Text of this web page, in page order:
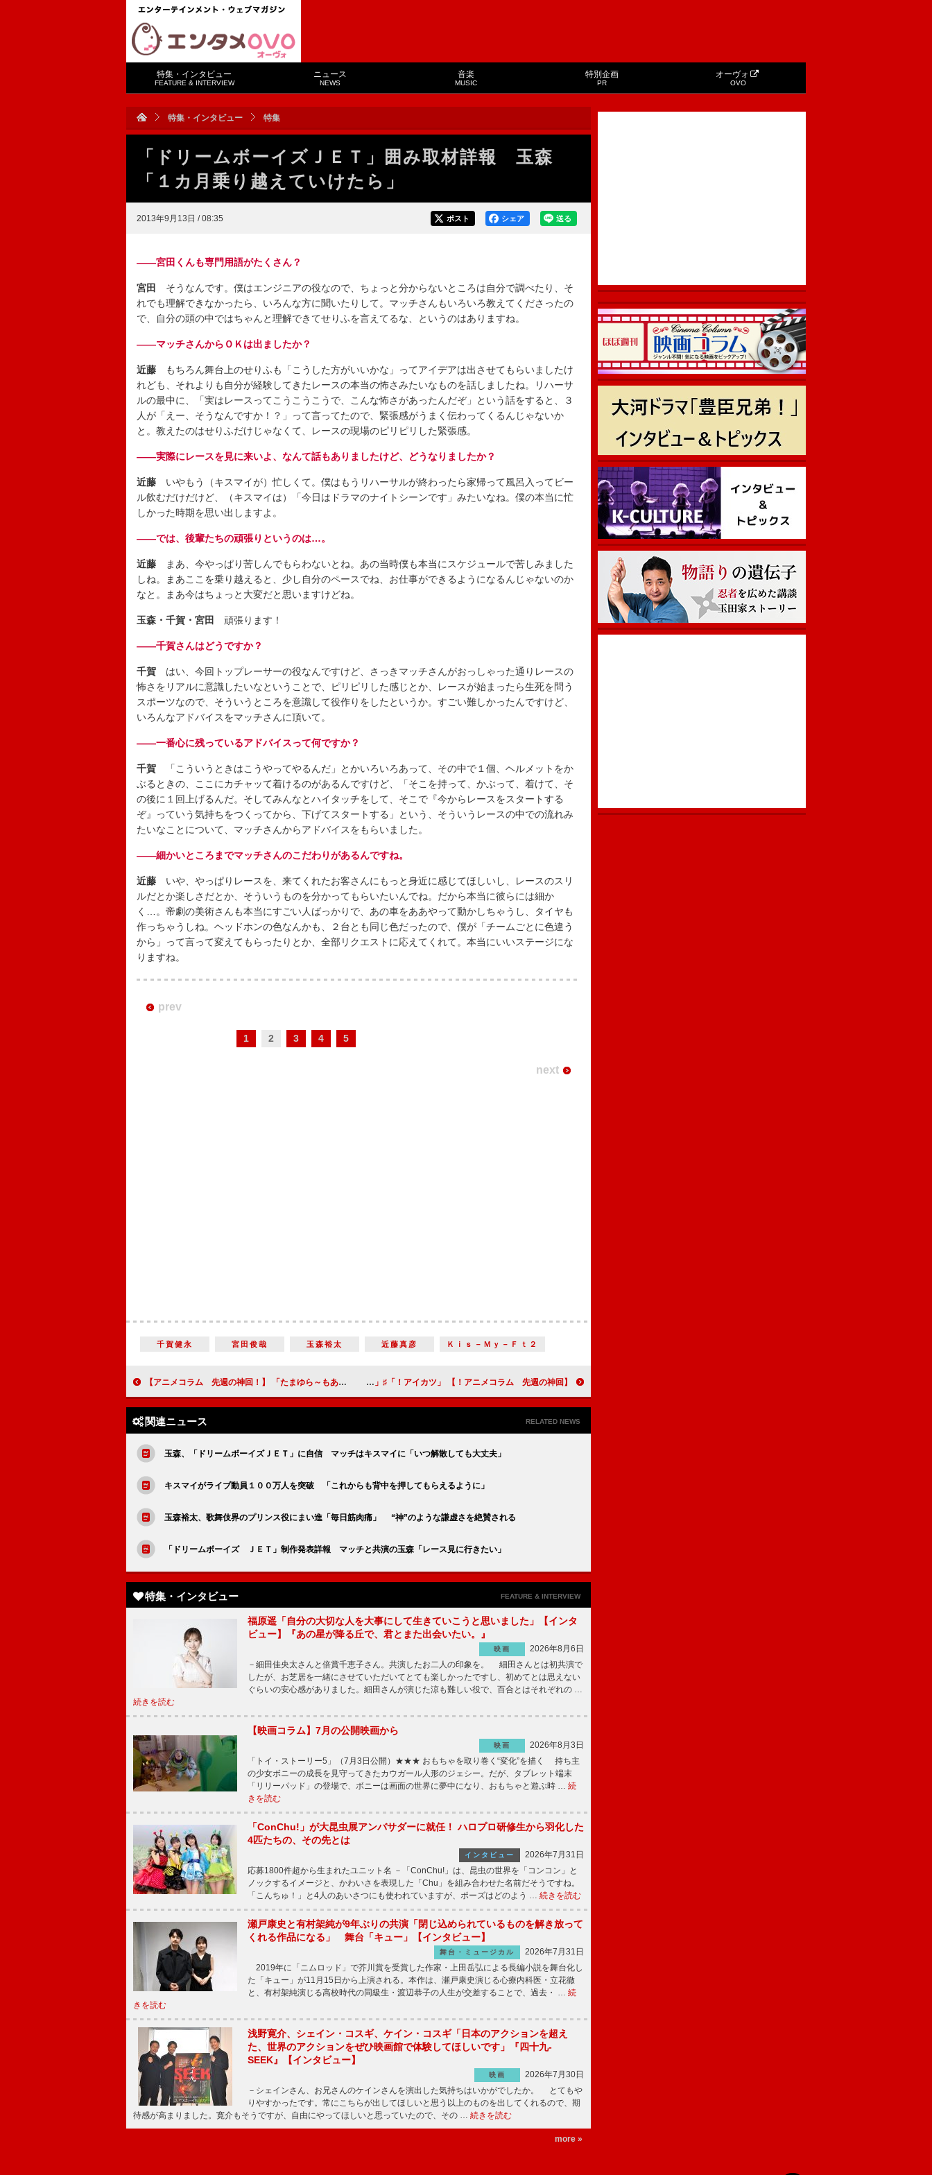
特集・インタビュー
FEATURE & INTERVIEW
ニュース
NEWS
音楽
MUSIC
特別企画
PR
オーヴォ
OVO
特集・インタビュー 特集
「ドリームボーイズＪＥＴ」囲み取材詳報 玉森
「１カ月乗り越えていけたら」
2013年9月13日 / 08:35 送る
シェア
ポスト
――宮田くんも専門用語がたくさん？
宮田
そうなんです。僕はエンジニアの役なので、ちょっと分からないところは自分で調べたり、そ
れでも理解できなかったら、いろんな方に聞いたりして。マッチさんもいろいろ教えてくださったの
で、自分の頭の中ではちゃんと理解できてせりふを言えてるな、というのはありますね。
――マッチさんからＯＫは出ましたか？
近藤 もちろん舞台上のせりふも「こうした方がいいかな」ってアイデアは出させてもらいましたけ
れども、それよりも自分が経験してきたレースの本当の怖さみたいなものを話しましたね。リハーサ
ルの最中に、「実はレースってこうこうこうで、こんな怖さがあったんだぞ」という話をすると、３
人が「えー、そうなんですか！？」って言ってたので、緊張感がうまく伝わってくるんじゃないか
と。教えたのはせりふだけじゃなくて、レースの現場のピリピリした緊張感。
――実際にレースを見に来いよ、なんて話もありましたけど、どうなりましたか？
近藤 いやもう（キスマイが）忙しくて。僕はもうリハーサルが終わったら家帰って風呂入ってビー
ル飲むだけだけど、（キスマイは）「今日はドラマのナイトシーンです」みたいなね。僕の本当に忙
しかった時期を思い出しますよ。
――では、後輩たちの頑張りというのは…。
近藤 まあ、今やっぱり苦しんでもらわないとね。あの当時僕も本当にスケジュールで苦しみました
しね。まあここを乗り越えると、少し自分のペースでね、お仕事ができるようになるんじゃないのか
なと。まあ今はちょっと大変だと思いますけどね。
玉森 ・千賀 ・宮田 頑張ります！
――千賀さんはどうですか？
千賀 はい、今回トップレーサーの役なんですけど、さっきマッチさんがおっしゃった通りレースの
怖さをリアルに意識したいなということで、ピリピリした感じとか、レースが始まったら生死を問う
スポーツなので、そういうところを意識して役作りをしたというか。すごい難しかったんですけど、
いろんなアドバイスをマッチさんに頂いて。
――一番心に残っているアドバイスって何ですか？
千賀 「こういうときはこうやってやるんだ」とかいろいろあって、その中で１個、ヘルメットをか
ぶるときの、ここにカチャッて着けるのがあるんですけど、「そこを持って、かぶって、着けて、そ
の後に１回上げるんだ。そしてみんなとハイタッチをして、そこで『今からレースをスタートする
ぞ』っていう気持ちをつくってから、下げてスタートする」という、そういうレースの中での流れみ
たいなことについて、マッチさんからアドバイスをもらいました。
――細かいところまでマッチさんのこだわりがあるんですね。
近藤 いや、やっぱりレースを、来てくれたお客さんにもっと身近に感じてほしいし、レースのスリ
ルだとか楽しさだとか、そういうものを分かってもらいたいんでね。だから本当に彼らには細か
く…。帝劇の美術さんも本当にすごい人ばっかりで、あの車をああやって動かしちゃうし、タイヤも
作っちゃうしね。ヘッドホンの色なんかも、２台とも同じ色だったので、僕が「チームごとに色違う
から」って言って変えてもらったりとか、全部リクエストに応えてくれて。本当にいいステージにな
りますね。
prev
1 2 3 4 5
next
千賀健永 宮田俊哉 玉森裕太 近藤真彦 Ｋｉｓ－Ｍｙ－Ｆｔ２
【アニメコラム 先週の神回！】 「たまゆら～もあぐれっしぶ～」＃９「心に灯す竹あかり、なので」 【アニメコラム 先週の神回！】 「アイカツ！」♯48「Wake up my music♪」
関連ニュース RELATED NEWS
玉森、「ドリームボーイズＪＥＴ」に自信 マッチはキスマイに「いつ解散しても大丈夫」
キスマイがライブ動員１００万人を突破 「これからも背中を押してもらえるように」
玉森裕太、歌舞伎界のプリンス役にまい進「毎日筋肉痛」 “神”のような謙虚さを絶賛される
「ドリームボーイズ ＪＥＴ」制作発表詳報 マッチと共演の玉森「レース見に行きたい」
特集・インタビュー FEATURE & INTERVIEW
福原遥「自分の大切な人を大事にして生きていこうと思いました」【インタ
ビュー】『あの星が降る丘で、君とまた出会いたい。』
映画
2026年8月6日
－細田佳央太さんと倍賞千恵子さん。共演したお二人の印象を。 細田さんとは初共演で
したが、お芝居を一緒にさせていただいてとても楽しかったですし、初めてとは思えない
ぐらいの安心感がありました。細田さんが演じた涼も難しい役で、百合とはそれぞれの …
続きを読む
【映画コラム】7月の公開映画から
映画
2026年8月3日
「トイ・ストーリー5」（7月3日公開）★★★ おもちゃを取り巻く“変化”を描く 持ち主
の少女ボニーの成長を見守ってきたカウガール人形のジェシー。だが、タブレット端末
「リリーパッド」の登場で、ボニーは画面の世界に夢中になり、おもちゃと遊ぶ時 … 続
きを読む
「ConChu!」が大昆虫展アンバサダーに就任！ ハロプロ研修生から羽化した
4匹たちの、その先とは
インタビュー
2026年7月31日
応募1800件超から生まれたユニット名 －「ConChu!」は、昆虫の世界を「コンコン」と
ノックするイメージと、かわいさを表現した「Chu」を組み合わせた名前だそうですね。
「こんちゅ！」と4人のあいさつにも使われていますが、ポーズはどのよう … 続きを読む
瀬戸康史と有村架純が9年ぶりの共演「閉じ込められているものを解き放って
くれる作品になる」 舞台「キュー」【インタビュー】
舞台・ミュージカル
2026年7月31日
2019年に「ニムロッド」で芥川賞を受賞した作家・上田岳弘による長編小説を舞台化し
た「キュー」が11月15日から上演される。本作は、瀬戸康史演じる心療内科医・立花徹
と、有村架純演じる高校時代の同級生・渡辺恭子の人生が交差することで、過去・ … 続
きを読む
浅野寛介、シェイン・コスギ、ケイン・コスギ「日本のアクションを超え
た、世界のアクションをぜひ映画館で体験してほしいです」『四十九-
SEEK』【インタビュー】
映画
2026年7月30日
－シェインさん、お兄さんのケインさんを演出した気持ちはいかがでしたか。 とてもや
りやすかったです。常にこちらが出してほしいと思う以上のものを出してくれるので、期
待感が高まりました。寛介もそうですが、自由にやってほしいと思っていたので、その … 続きを読む
more »